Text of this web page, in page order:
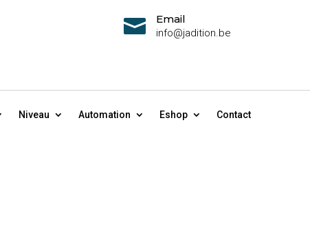
 Email
info@jadition.be
Niveau Automation Eshop Contact